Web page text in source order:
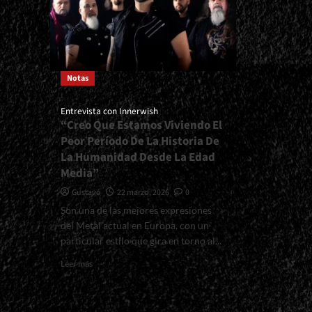
Notas
Entrevista con Innerwish
“Creo Que Estamos Viviendo El
Peor Período De La Historia De
La Humanidad Desde La Edad
Media”
Gustavo 22 marzo, 2026
0
Son una de las mejores expresiones
del Metal actual en Europa, con un
particular estilo que gira en torno al...
Leer más Read
more
about
<small>Entrevista